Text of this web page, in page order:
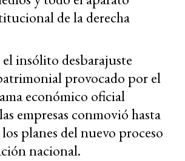
de la derecha
insólito desbarajuste
provocado por el
económico oficial
empresas conmovió hasta
planes del nuevo proceso
nacional.